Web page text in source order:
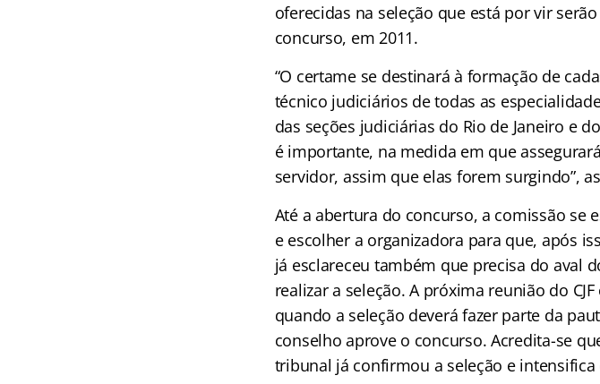
oferecidas na seleção que está por vir
concurso, em 2011.
“O certame se destinará à formação de
técnico judiciários de todas as
das seções judiciárias do Rio de Janeiro e
é importante, na medida em que
servidor, assim que elas forem surgindo”,
Até a abertura do concurso, a comissão
e escolher a organizadora para que, após
já esclareceu também que precisa do aval
realizar a seleção. A próxima reunião do
quando a seleção deverá fazer parte da
conselho aprove o concurso. Acredita-se
tribunal já confirmou a seleção e intensifica